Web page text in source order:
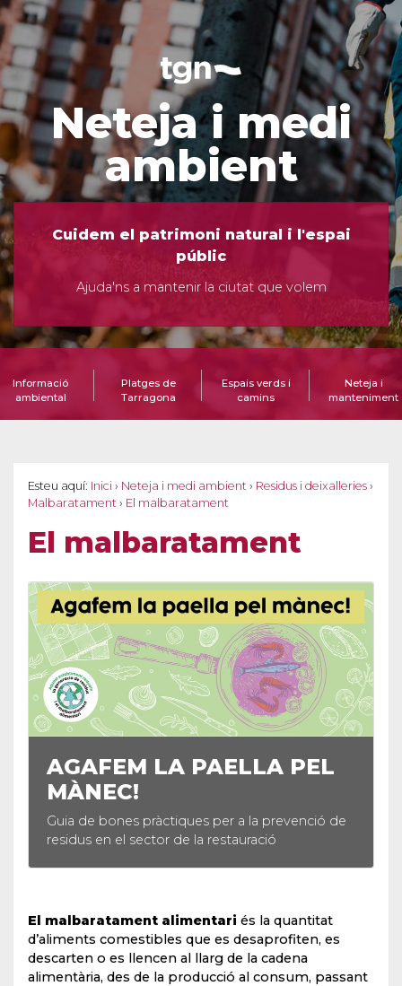
Neteja i medi
ambient
Cuidem el patrimoni natural i l'espai
públic
Ajuda'ns a mantenir la ciutat que volem
Informació
ambiental
Platges de
Tarragona
Espais verds i
camins
Neteja i
manteniment
Esteu aquí: Inici › Neteja i medi ambient › Residus i deixalleries ›
Malbaratament › El malbaratament
El malbaratament
AGAFEM LA PAELLA PEL
MÀNEC!
Guia de bones pràctiques per a la prevenció de
residus en el sector de la restauració
El malbaratament alimentari és la quantitat
d’aliments comestibles que es desaprofiten, es
descarten o es llencen al llarg de la cadena
alimentària, des de la producció al consum, passant